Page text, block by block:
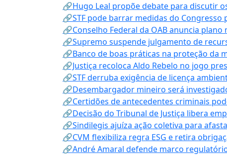
🔗Hugo Leal propõe debate para discutir
🔗STF pode barrar medidas do
🔗Conselho Federal da OAB anuncia
🔗Supremo suspende julgamento de
🔗Banco de boas práticas na proteção da
🔗Justiça recoloca Aldo Rebelo no jogo
🔗STF derruba exigência de licença
🔗Desembargador mineiro será
🔗Certidões de antecedentes criminais
🔗Decisão do Tribunal de Justiça libera
🔗Sindilegis ajuíza ação coletiva para
🔗CVM flexibiliza regra ESG e retira
🔗André Amaral defende marco